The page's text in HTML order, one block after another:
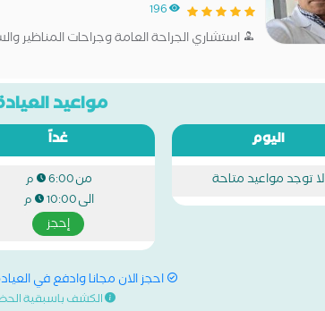
196
استشاري الجراحة العامة وجراحات المناظير
مواعيد
اليوم
لا توجد مواعيد متاحة
غداً
من6:00 م
الى10:00 م
إحجز
احجز الان مجانا وادفع في
الكشف باسبقية